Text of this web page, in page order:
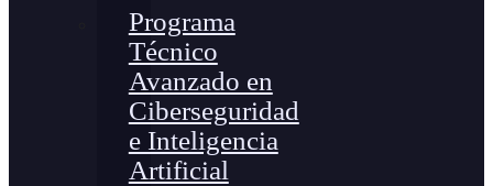
Programa
Técnico
Avanzado en
Ciberseguridad
e Inteligencia
Artificial